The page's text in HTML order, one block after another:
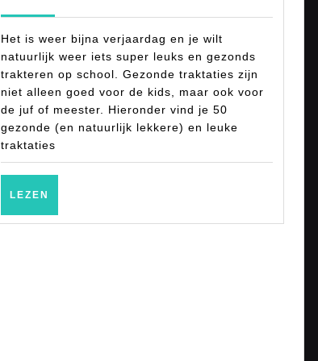
voor
kinderen
school:
Het is weer bijna verjaardag en je wilt
natuurlijk weer iets super leuks en gezonds
trakteren op school. Gezonde traktaties zijn
niet alleen goed voor de kids, maar ook voor
de juf of meester. Hieronder vind je 50
gezonde (en natuurlijk lekkere) en leuke
traktaties
LEZEN